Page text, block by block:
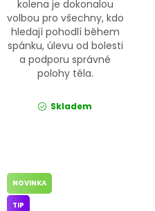
kolena je dokonalou
volbou pro všechny, kdo
hledají pohodlí během
spánku, úlevu od bolesti
a podporu správné
polohy těla.
Skladem
NOVINKA
TIP